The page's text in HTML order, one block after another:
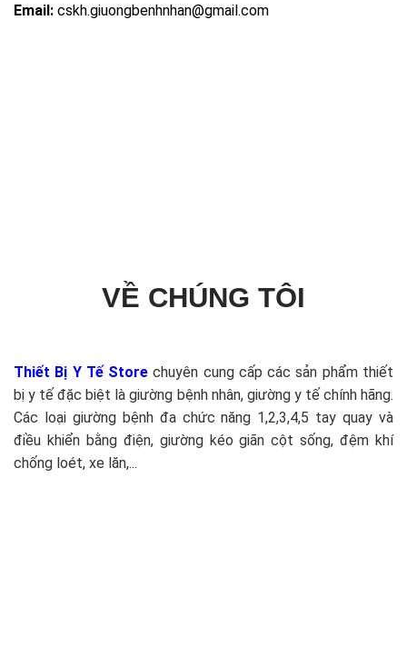
Email: cskh.giuongbenhnhan@gmail.com
VỀ CHÚNG TÔI
Thiết Bị Y Tế Store chuyên cung cấp các sản phẩm thiết
bị y tế đặc biệt là giường bệnh nhân, giường y tế chính hãng.
Các loại giường bệnh đa chức năng 1,2,3,4,5 tay quay và
điều khiển bằng điện, giường kéo giãn cột sống, đệm khí
chống loét, xe lăn,...